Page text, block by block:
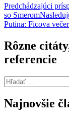
Navigácia
článkami
Predchádzajúci
so Smerom
Putina: Ficova
Rôzne
referencie
Hľadať:
Najnovšie